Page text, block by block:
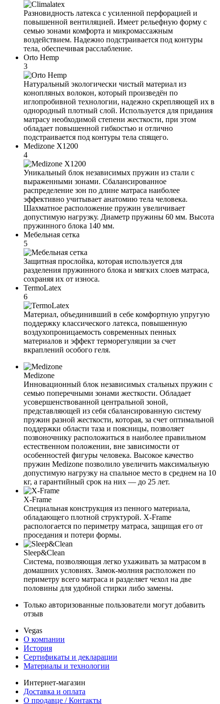
Разновидность латекса с усиленной перфорацией и
повышенной вентиляцией. Имеет рельефную форму с
семью зонами комфорта и микромассажным
воздействием. Надежно подстраивается под контуры
тела, обеспечивая расслабление.
Orto Hemp
3
Натуральный экологически чистый материал из
конопляных волокон, который произведён по
иглопробивной технологии, надежно скрепляющей их в
однородный плотный слой. Используется для придания
матрасу необходимой степени жесткости, при этом
обладает повышенной гибкостью и отлично
подстраивается под контуры тела спящего.
Medizone X1200
4
Уникальный блок независимых пружин из стали с
выраженными зонами. Сбалансированное
распределение зон по длине матраса наиболее
эффективно учитывает анатомию тела человека.
Шахматное расположение пружин увеличивает
допустимую нагрузку. Диаметр пружины 60 мм. Высота
пружинного блока 140 мм.
Мебельная сетка
5
Защитная прослойка, которая используется для
разделения пружинного блока и мягких слоев матраса,
сохраняя их от износа.
TermoLatex
6
Материал, объединивший в себе комфортную упругую
поддержку классического латекса, повышенную
воздухопроницаемость современных пенных
материалов и эффект терморегуляции за счет
вкраплений особого геля.
Medizone
Инновационный блок независимых стальных пружин с
семью поперечными зонами жесткости. Обладает
усовершенствованной центральной зоной,
представляющей из себя сбалансированную систему
пружин разной жесткости, которая, за счет оптимальной
поддержки области таза и поясницы, позволяет
позвоночнику расположиться в наиболее правильном
естественном положении, вне зависимости от
особенностей фигуры человека. Высокое качество
пружин Medizone позволило увеличить максимальную
допустимую нагрузку на спальное место в среднем на 10
кг, а гарантийный срок на них — до 25 лет.
X-Frame
Специальная конструкция из пенного материала,
обладающего плотной структурой. X-Frame
распологается по периметру матраса, защищая его от
проседания и потери формы.
Sleep&Clean
Система, позволяющая легко ухаживать за матрасом в
домашних условиях. Замок-молния расположен по
периметру всего матраса и разделяет чехол на две
половины для удобной стирки либо замены.
Только авторизованные пользователи могут добавить
отзыв
Vegas
О компании
История
Сертификаты и декларации
Материалы и технологии
Интернет-магазин
Доставка и оплата
О продавце / Контакты